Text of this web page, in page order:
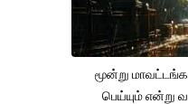
மூன்று
பெய்யும் என்று